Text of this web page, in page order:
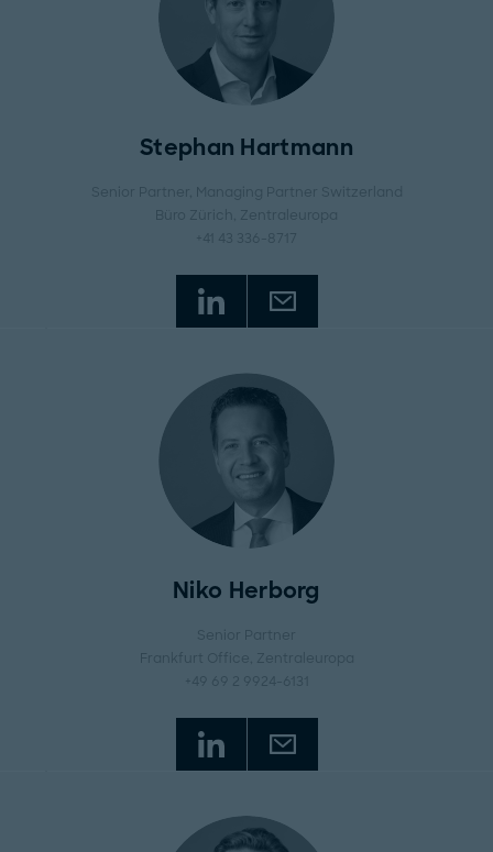
Stephan Hartmann
Senior Partner, Managing Partner Switzerland
Büro Zürich
, Zentraleuropa
+41 43 336-8717
Niko Herborg
Senior Partner
Frankfurt Office
, Zentraleuropa
+49 69 2 9924-6131